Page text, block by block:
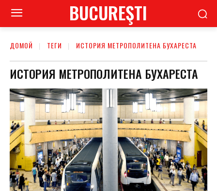
BUCUREŞTI
ДОМОЙ ТЕГИ ​​ИСТОРИЯ МЕТРОПОЛИТЕНА БУХАРЕСТА
​​ИСТОРИЯ МЕТРОПОЛИТЕНА БУХАРЕСТА